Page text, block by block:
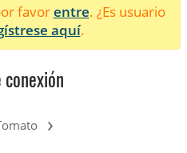
favorentre. ¿Es usuario
aquí.
conexión
›